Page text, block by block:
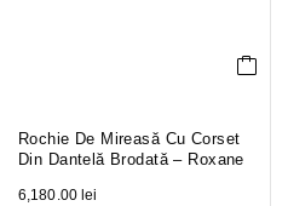
Rochie De Mireasă Cu Corset
Din Dantelă Brodată – Roxane
6,180.00 lei